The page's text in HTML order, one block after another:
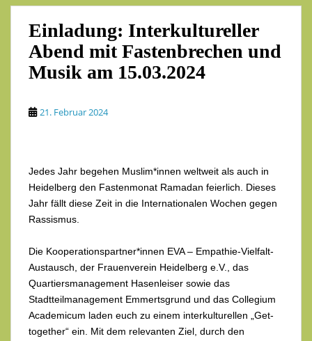
Einladung: Interkultureller
Abend mit Fastenbrechen und
Musik am 15.03.2024
21. Februar 2024
Jedes Jahr begehen Muslim*innen weltweit als auch in
Heidelberg den Fastenmonat Ramadan feierlich. Dieses
Jahr fällt diese Zeit in die Internationalen Wochen gegen
Rassismus.
Die Kooperationspartner*innen EVA – Empathie-Vielfalt-
Austausch, der Frauenverein Heidelberg e.V., das
Quartiersmanagement Hasenleiser sowie das
Stadtteilmanagement Emmertsgrund und das Collegium
Academicum laden euch zu einem interkulturellen „Get-
together“ ein. Mit dem relevanten Ziel, durch den